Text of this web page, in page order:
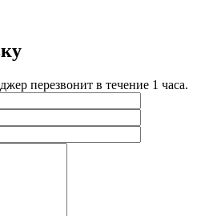
перезвонит в течение 1 часа.